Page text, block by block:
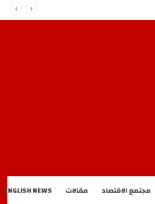
مجتمع الاقتصاد مقالات ENGLISH NEWS